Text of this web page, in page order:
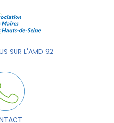
SUR L'AMD 92